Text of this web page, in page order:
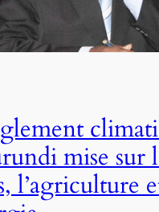
mise sur
l’agriculture